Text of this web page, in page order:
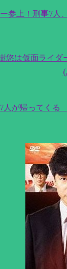
参上！刑事7人
悠は仮面ライ
人が帰ってくる